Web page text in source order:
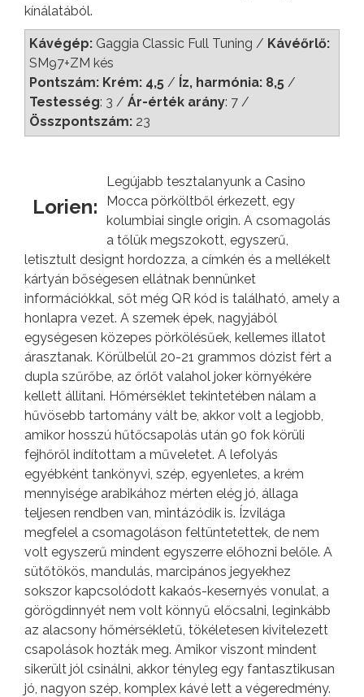
kínálatából.
Kávégép: Gaggia Classic Full Tuning / Kávéőrlő:
SM97+ZM kés
Pontszám: Krém: 4,5 / Íz, harmónia: 8,5 /
Testesség: 3 / Ár-érték arány: 7 /
Összpontszám: 23
Lorien:
Legújabb tesztalanyunk a Casino
Mocca pörköltből érkezett, egy
kolumbiai single origin. A csomagolás
a tőlük megszokott, egyszerű,
letisztult designt hordozza, a címkén és a mellékelt
kártyán bőségesen ellátnak bennünket
információkkal, sőt még QR kód is található, amely a
honlapra vezet. A szemek épek, nagyjából
egységesen közepes pörkölésűek, kellemes illatot
árasztanak. Körülbelül 20-21 grammos dózist fért a
dupla szűrőbe, az őrlőt valahol joker környékére
kellett állítani. Hőmérséklet tekintetében nálam a
hűvösebb tartomány vált be, akkor volt a legjobb,
amikor hosszú hűtőcsapolás után 90 fok körüli
fejhőről indítottam a műveletet. A lefolyás
egyébként tankönyvi, szép, egyenletes, a krém
mennyisége arabikához mérten elég jó, állaga
teljesen rendben van, mintázódik is. Ízvilága
megfelel a csomagoláson feltüntetettek, de nem
volt egyszerű mindent egyszerre előhozni belőle. A
sütőtökös, mandulás, marcipános jegyekhez
sokszor kapcsolódott kakaós-kesernyés vonulat, a
görögdinnyét nem volt könnyű előcsalni, leginkább
az alacsony hőmérsékletű, tökéletesen kivitelezett
csapolások hozták meg. Amikor viszont mindent
sikerült jól csinálni, akkor tényleg egy fantasztikusan
jó, nagyon szép, komplex kávé lett a végeredmény.